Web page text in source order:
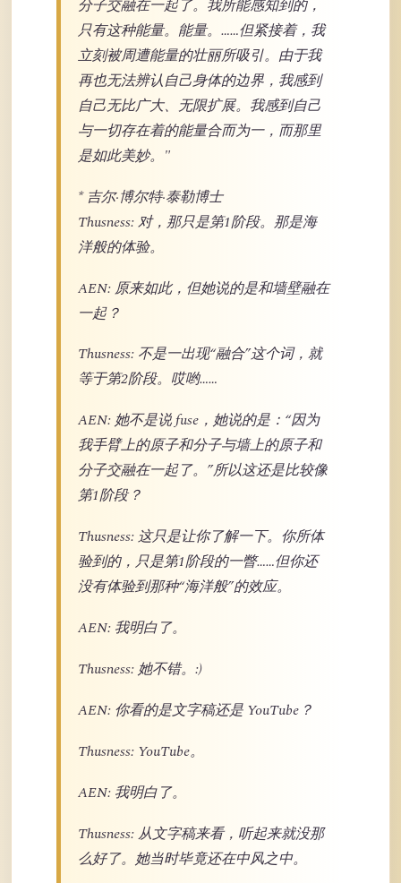
分子交融在一起了。我所能感知到的，
只有这种能量。能量。……但紧接着，我
立刻被周遭能量的壮丽所吸引。由于我
再也无法辨认自己身体的边界，我感到
自己无比广大、无限扩展。我感到自己
与一切存在着的能量合而为一，而那里
是如此美妙。"
* 吉尔·博尔特·泰勒博士
Thusness: 对，那只是第1阶段。那是海
洋般的体验。
AEN: 原来如此，但她说的是和墙壁融在
一起？
Thusness: 不是一出现“融合”这个词，就
等于第2阶段。哎哟……
AEN: 她不是说 fuse，她说的是：“因为
我手臂上的原子和分子与墙上的原子和
分子交融在一起了。”所以这还是比较像
第1阶段？
Thusness: 这只是让你了解一下。你所体
验到的，只是第1阶段的一瞥……但你还
没有体验到那种“海洋般”的效应。
AEN: 我明白了。
Thusness: 她不错。:)
AEN: 你看的是文字稿还是 YouTube？
Thusness: YouTube。
AEN: 我明白了。
Thusness: 从文字稿来看，听起来就没那
么好了。她当时毕竟还在中风之中。